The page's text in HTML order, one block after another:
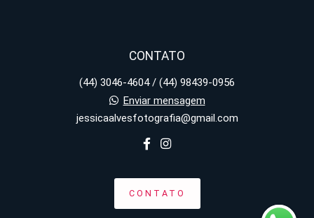
CONTATO
(44) 3046-4604 / (44) 98439-0956
Enviar mensagem
jessicaalvesfotografia@gmail.com
CONTATO